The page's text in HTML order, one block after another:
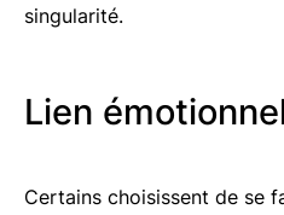
singularité.
Lien
Certains choisissent de se